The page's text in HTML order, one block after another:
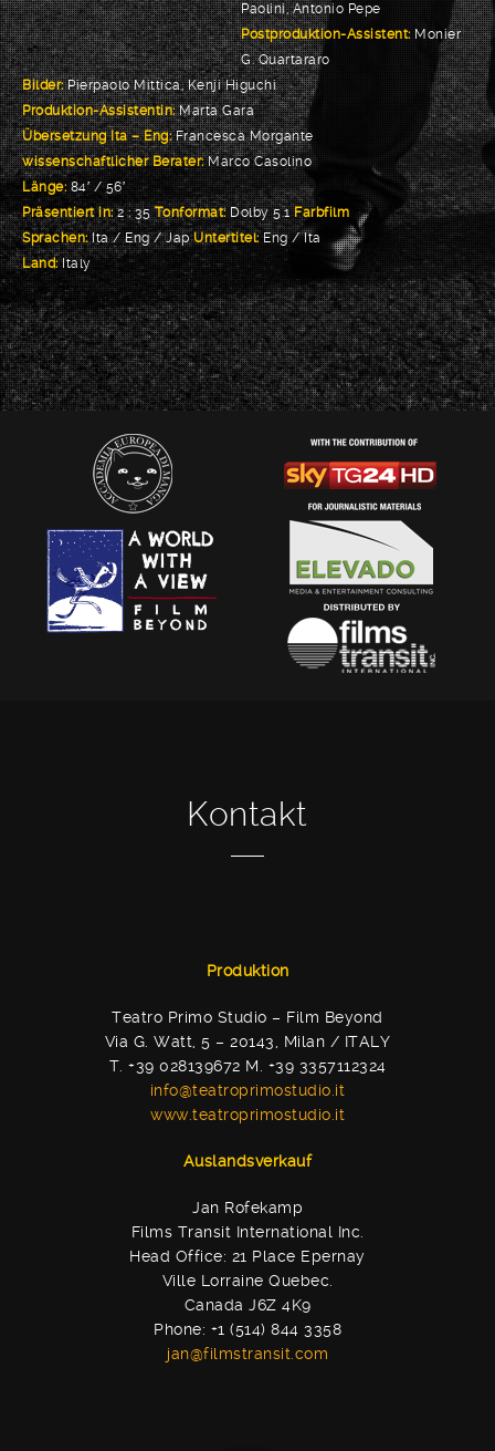
Paolini, Antonio Pepe
Postproduktion-Assistent: Monier
G. Quartararo
Bilder:Pierpaolo Mittica, Kenji Higuchi
Produktion-Assistentin:Marta Gara
Übersetzung Ita – Eng:Francesca Morgante
wissenschaftlicher Berater:Marco Casolino
Länge: 84′ / 56′
Präsentiert in:2 : 35Tonformat:Dolby 5.1Farbfilm
Sprachen:Ita / Eng / JapUntertitel:Eng / Ita
Land:Italy
Kontakt
Produktion
Teatro Primo Studio – Film Beyond
Via G. Watt, 5 – 20143, Milan / ITALY
T. +39 028139672 M. +39 3357112324
info@teatroprimostudio.it
www.teatroprimostudio.it
Auslandsverkauf
Jan Rofekamp
Films Transit International Inc.
Head Office: 21 Place Epernay
Ville Lorraine Quebec.
Canada J6Z 4K9
Phone: +1 (514) 844 3358
jan@filmstransit.com